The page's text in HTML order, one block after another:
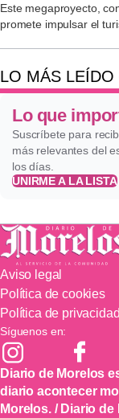
Este megaproyecto,
promete impulsar el
LO MÁS LEÍDO
Lo que
Suscríbete para
más relevantes del
los días.
UNIRME A LA LISTA
Aviso legal
Política de cookies
Política de privacidad
Síguenos en:
Diario de Morelos
diario acontecer
Morelos. / Diario